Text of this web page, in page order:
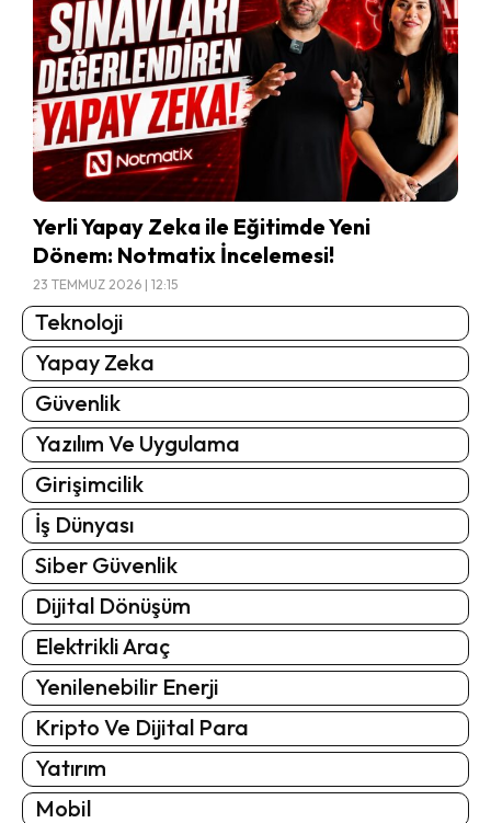
Yerli Yapay Zeka ile Eğitimde Yeni
Dönem: Notmatix İncelemesi!
23 TEMMUZ 2026 | 12:15
Teknoloji
Yapay Zeka
Güvenlik
Yazılım Ve Uygulama
Girişimcilik
İş Dünyası
Siber Güvenlik
Dijital Dönüşüm
Elektrikli Araç
Yenilenebilir Enerji
Kripto Ve Dijital Para
Yatırım
Mobil